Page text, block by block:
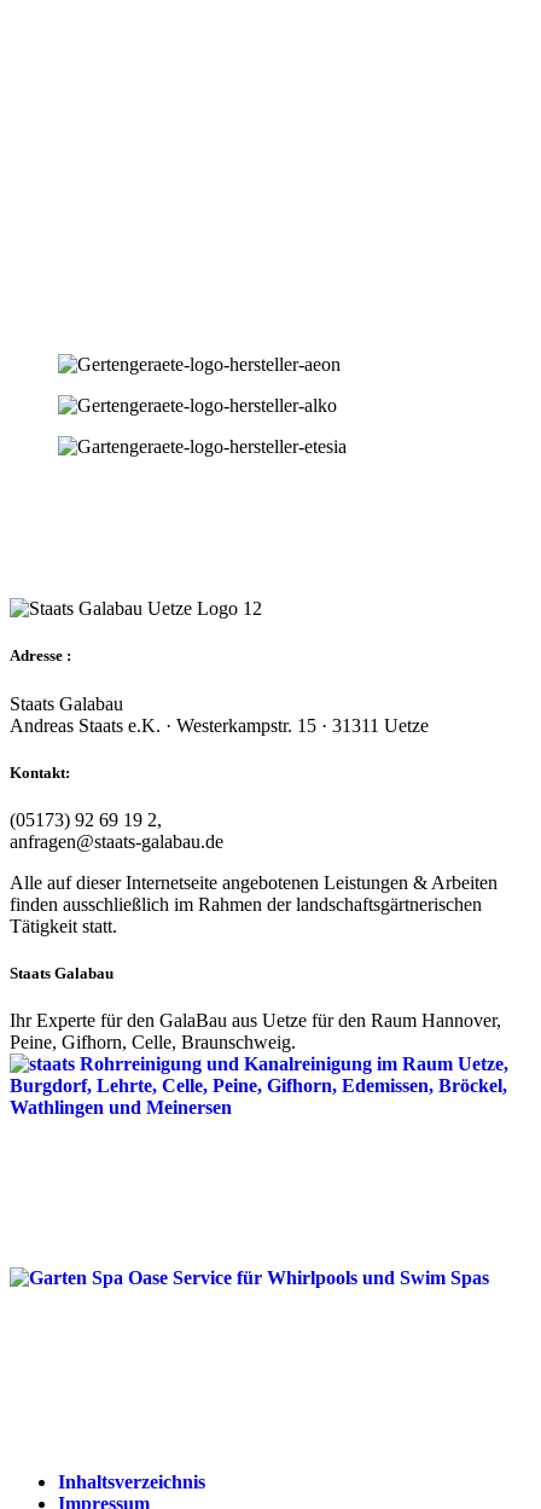
Adresse :
Staats Galabau
Andreas Staats e.K. · Westerkampstr. 15 · 31311 Uetze
Kontakt:
(05173) 92 69 19 2,
anfragen@staats-galabau.de
Alle auf dieser Internetseite angebotenen Leistungen & Arbeiten
finden ausschließlich im Rahmen der landschaftsgärtnerischen
Tätigkeit statt.
Staats Galabau
Ihr Experte für den GalaBau aus Uetze für den Raum Hannover,
Peine, Gifhorn, Celle, Braunschweig.
Inhaltsverzeichnis
Impressum